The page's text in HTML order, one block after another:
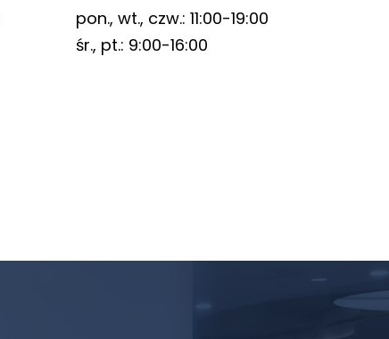
pon., wt., czw.: 11:00-19:00
śr., pt.: 9:00-16:00